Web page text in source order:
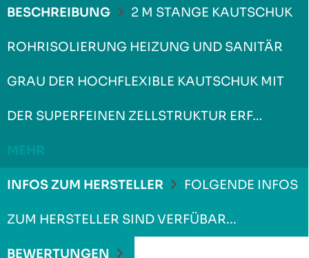
BESCHREIBUNG 2 M STANGE KAUTSCHUK
ROHRISOLIERUNG HEIZUNG UND SANITÄR
GRAU DER HOCHFLEXIBLE KAUTSCHUK MIT
DER SUPERFEINEN ZELLSTRUKTUR ERF…
INFOS ZUM HERSTELLER FOLGENDE INFOS
ZUM HERSTELLER SIND VERFÜBAR...
BEWERTUNGEN